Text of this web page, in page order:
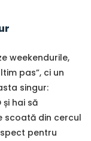
weekendurile,
pas”, ci un
singur:
hai să
scoată din cercul
pentru